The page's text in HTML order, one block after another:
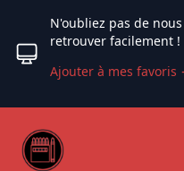
N'oubliez pas de
retrouver facilement !
Ajouter à mes favoris
Web coloriage